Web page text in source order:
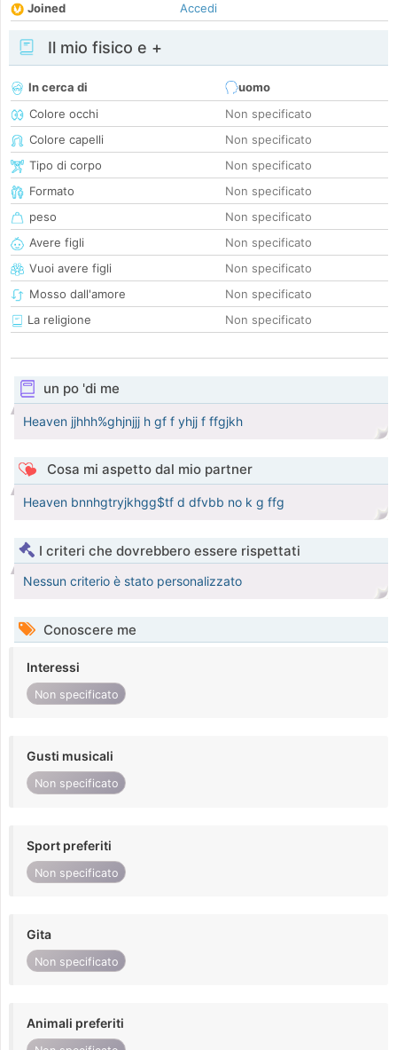
Joined
Accedi
Il mio fisico e +
In cerca di
uomo
Colore occhi
Non specificato
Colore capelli
Non specificato
Tipo di corpo
Non specificato
Formato
Non specificato
peso
Non specificato
Avere figli
Non specificato
Vuoi avere figli
Non specificato
Mosso dall'amore
Non specificato
La religione
Non specificato
un po 'di me
Heaven jjhhh%ghjnjjj h gf f yhjj f ffgjkh
Cosa mi aspetto dal mio partner
Heaven bnnhgtryjkhgg$tf d dfvbb no k g ffg
I criteri che dovrebbero essere rispettati
Nessun criterio è stato personalizzato
Conoscere me
Interessi
Non specificato
Gusti musicali
Non specificato
Sport preferiti
Non specificato
Gita
Non specificato
Animali preferiti